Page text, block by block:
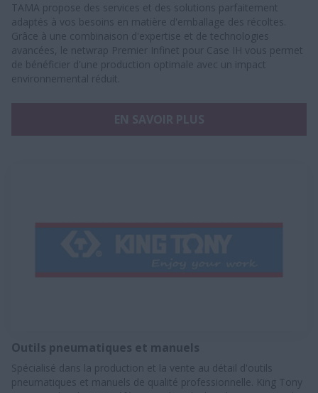
TAMA propose des services et des solutions parfaitement
adaptés à vos besoins en matière d'emballage des récoltes.
Grâce à une combinaison d'expertise et de technologies
avancées, le netwrap Premier Infinet pour Case IH vous permet
de bénéficier d'une production optimale avec un impact
environnemental réduit.
Outils pneumatiques et manuels
Spécialisé dans la production et la vente au détail d'outils
pneumatiques et manuels de qualité professionnelle. King Tony